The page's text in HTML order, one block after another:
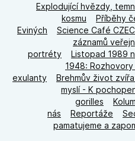
Explodující hvězdy,
kosmu
Příběhy
Eviných
Science Café
záznamů
portréty
Listopad 1989
1948:
exulanty
Brehmův život
myslí - K
gorilles
nás
Reportáže
pamatujeme a